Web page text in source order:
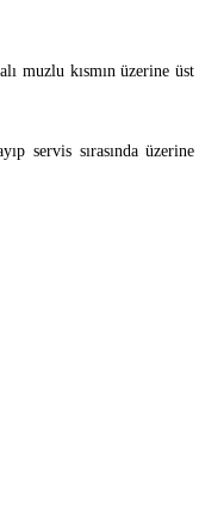
muzlu kısmın üzerine üst
servis sırasında üzerine